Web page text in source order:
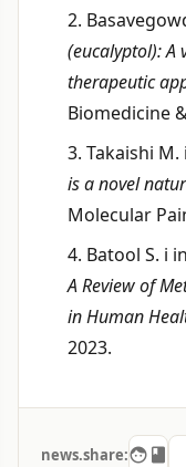
2.
(eucalyptol): A
therapeutic
Biomedicine
3. Takaishi M.
is a novel
Molecular
4. Batool S. i
A Review of
in Human
2023.
news.share:facebook